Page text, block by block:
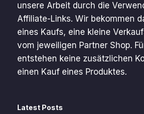
unsere Arbeit durch die
Affiliate-Links. Wir bekommen
eines Kaufs, eine kleine
vom jeweiligen Partner Shop.
entstehen keine zusätzlichen
einen Kauf eines Produktes.
Latest Posts